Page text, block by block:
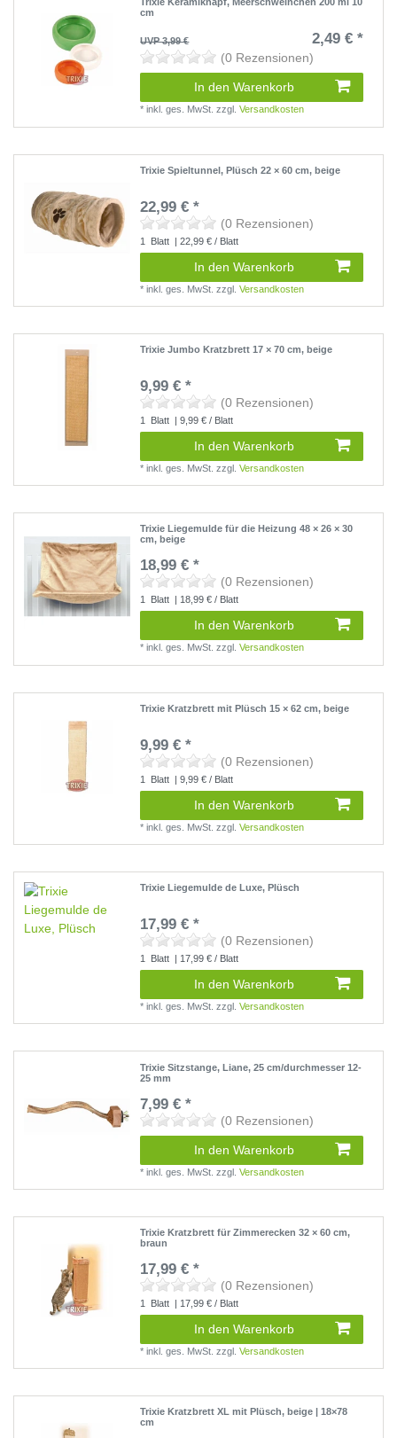
cm
UVP 3,99 € 2,49 € *
(0 Rezensionen)
In den Warenkorb
*inkl. ges. MwSt. zzgl.Versandkosten
Trixie Spieltunnel, Plüsch 22 × 60 cm, beige
22,99 € *
(0 Rezensionen)
1 Blatt | 22,99 € / Blatt
In den Warenkorb
*inkl. ges. MwSt. zzgl.Versandkosten
Trixie Jumbo Kratzbrett 17 × 70 cm, beige
9,99 € *
(0 Rezensionen)
1 Blatt | 9,99 € / Blatt
In den Warenkorb
*inkl. ges. MwSt. zzgl.Versandkosten
Trixie Liegemulde für die Heizung 48 × 26 × 30
cm, beige
18,99 € *
(0 Rezensionen)
1 Blatt | 18,99 € / Blatt
In den Warenkorb
*inkl. ges. MwSt. zzgl.Versandkosten
Trixie Kratzbrett mit Plüsch 15 × 62 cm, beige
9,99 € *
(0 Rezensionen)
1 Blatt | 9,99 € / Blatt
In den Warenkorb
*inkl. ges. MwSt. zzgl.Versandkosten
Trixie Liegemulde de Luxe, Plüsch
17,99 € *
(0 Rezensionen)
1 Blatt | 17,99 € / Blatt
In den Warenkorb
*inkl. ges. MwSt. zzgl.Versandkosten
Trixie Sitzstange, Liane, 25 cm/durchmesser 12-
25 mm
7,99 € *
(0 Rezensionen)
In den Warenkorb
*inkl. ges. MwSt. zzgl.Versandkosten
Trixie Kratzbrett für Zimmerecken 32 × 60 cm,
braun
17,99 € *
(0 Rezensionen)
1 Blatt | 17,99 € / Blatt
In den Warenkorb
*inkl. ges. MwSt. zzgl.Versandkosten
Trixie Kratzbrett XL mit Plüsch, beige | 18×78
cm